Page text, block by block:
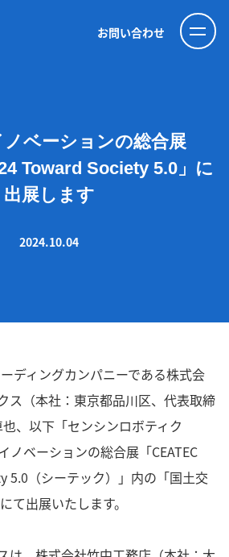
お問い合わせ
ベーションの総合展
Toward Society 5.0」に
出展します
2024.10.04
ディングカンパニーである株式会
ス（本社：東京都品川区、代表取締
、以下「センシンロボティク
ノベーションの総合展「CEATEC
5.0（シーテック）」内の「国土交
て出展いたします。